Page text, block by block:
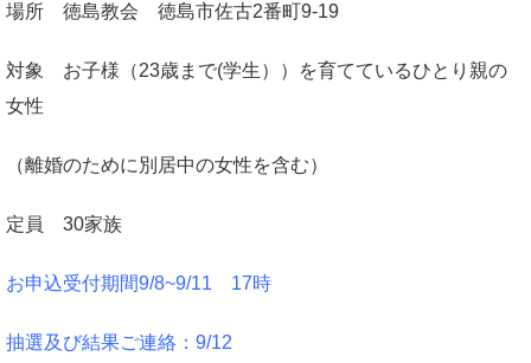
場所 徳島教会 徳島市佐古2番町9-19
対象 お子様（23歳まで(学生））を育てているひとり親の
女性
（離婚のために別居中の女性を含む）
定員 30家族
お申込受付期間9/8~9/11 17時
抽選及び結果ご連絡：9/12